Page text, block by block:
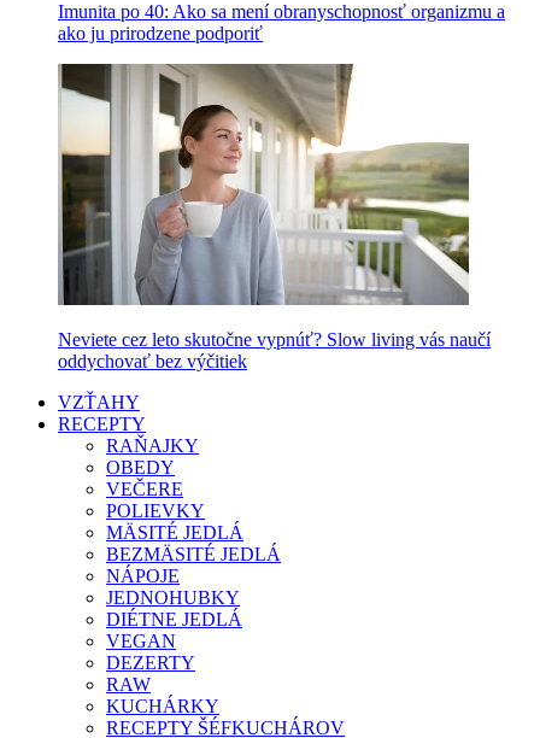
Imunita po 40: Ako sa mení obranyschopnosť organizmu a
ako ju prirodzene podporiť
Neviete cez leto skutočne vypnúť? Slow living vás naučí
oddychovať bez výčitiek
VZŤAHY
RECEPTY
RAŇAJKY
OBEDY
VEČERE
POLIEVKY
MÄSITÉ JEDLÁ
BEZMÄSITÉ JEDLÁ
NÁPOJE
JEDNOHUBKY
DIÉTNE JEDLÁ
VEGAN
DEZERTY
RAW
KUCHÁRKY
RECEPTY ŠÉFKUCHÁROV